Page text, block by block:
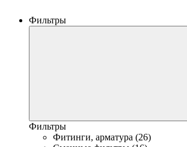
Фильтры
Фильтры
Фитинги, арматура (26)